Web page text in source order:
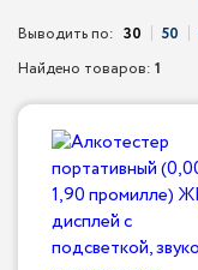
Выводить по: 30 50
Найдено товаров: 1